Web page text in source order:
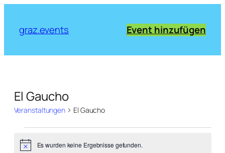
graz.events Event hinzufügen
El Gaucho
Veranstaltungen El Gaucho
Veranstaltungen
Notice Es wurden keine Ergebnisse gefunden.